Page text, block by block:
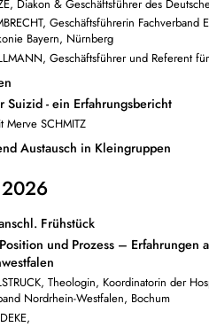
Diakon & Geschäftsführer des
Geschäftsführerin
Bayern, Nürnberg
Geschäftsführer und Referent
Suizid - ein Erfahrungsbericht
Merve SCHMITZ
Austausch in Kleingruppen
Frühstück
und Prozess – Erfahrungen
Theologin, Koordinatorin der
Nordrhein-Westfalen, Bochum